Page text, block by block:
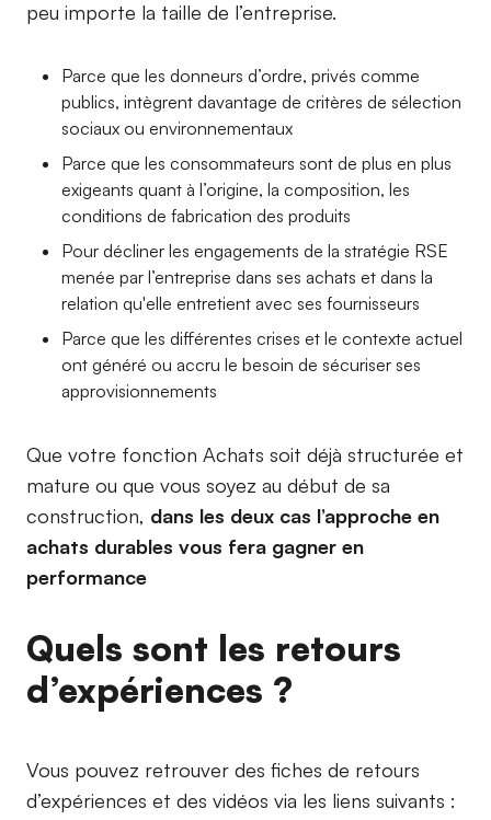
peu importe la taille de l’entreprise.
Parce que les donneurs d’ordre, privés comme
publics, intègrent davantage de critères de sélection
sociaux ou environnementaux
Parce que les consommateurs sont de plus en plus
exigeants quant à l’origine, la composition, les
conditions de fabrication des produits
Pour décliner les engagements de la stratégie RSE
menée par l’entreprise dans ses achats et dans la
relation qu'elle entretient avec ses fournisseurs
Parce que les différentes crises et le contexte actuel
ont généré ou accru le besoin de sécuriser ses
approvisionnements
Que votre fonction Achats soit déjà structurée et
mature ou que vous soyez au début de sa
construction, dans les deux cas l’approche en
achats durables vous fera gagner en
performance
Quels sont les retours
d’expériences ?
Vous pouvez retrouver des fiches de retours
d’expériences et des vidéos via les liens suivants :